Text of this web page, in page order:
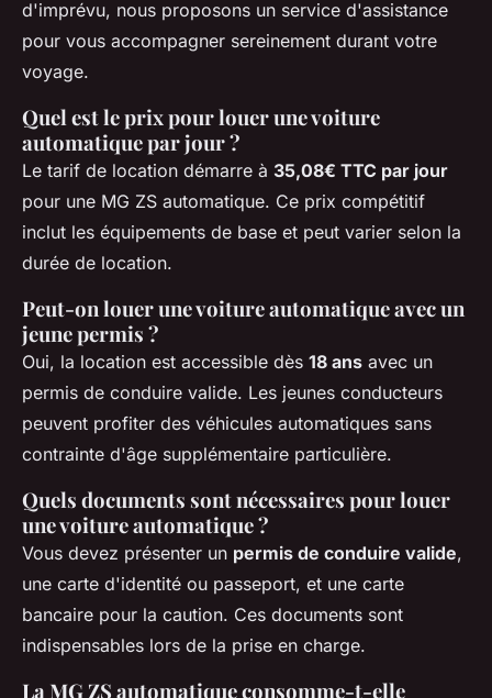
d'imprévu, nous proposons un service d'assistance
pour vous accompagner sereinement durant votre
voyage.
Quel est le prix pour louer une voiture
automatique par jour ?
Le tarif de location démarre à 35,08€ TTC par jour
pour une MG ZS automatique. Ce prix compétitif
inclut les équipements de base et peut varier selon la
durée de location.
Peut-on louer une voiture automatique avec un
jeune permis ?
Oui, la location est accessible dès 18 ans avec un
permis de conduire valide. Les jeunes conducteurs
peuvent profiter des véhicules automatiques sans
contrainte d'âge supplémentaire particulière.
Quels documents sont nécessaires pour louer
une voiture automatique ?
Vous devez présenter un permis de conduire valide,
une carte d'identité ou passeport, et une carte
bancaire pour la caution. Ces documents sont
indispensables lors de la prise en charge.
La MG ZS automatique consomme-t-elle